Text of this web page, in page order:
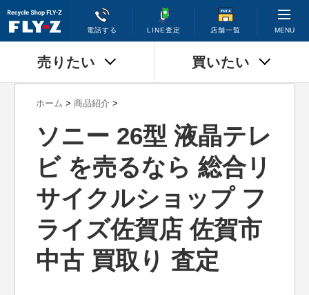
電話する LINE査定 店舗一覧 MENU
売りたい 買いたい
ホーム >商品紹介 >
ソニー 26型 液晶テレ
ビ を売るなら 総合リ
サイクルショップ フ
ライズ佐賀店 佐賀市
中古 買取り 査定